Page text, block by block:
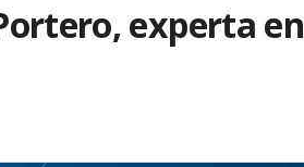
experta en